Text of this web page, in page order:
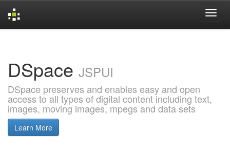
DSpace JSPUI
DSpace preserves and enables easy and open
access to all types of digital content including text,
images, moving images, mpegs and data sets
Learn More